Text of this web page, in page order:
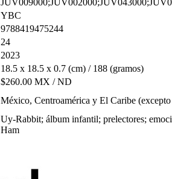
YBC
9788419475244
24
2023
18.5 x 18.5 x 0.7 (cm) / 188 (gramos)
$260.00 MX / ND
México, Centroamérica y El Caribe
Uy-Rabbit; álbum infantil; prelectores;
Ham